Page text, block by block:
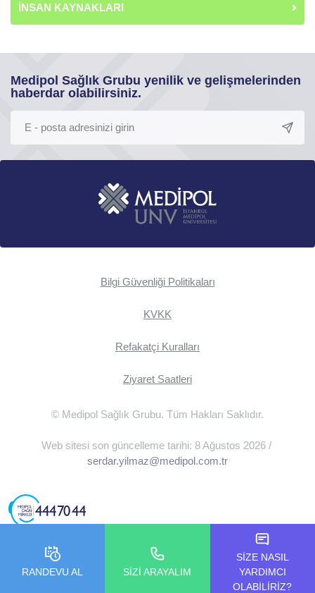
İNSAN KAYNAKLARI
Medipol Sağlık Grubu yenilik ve gelişmelerinden
haberdar olabilirsiniz.
Bilgi Güvenliği Politikaları
KVKK
Refakatçi Kuralları
Ziyaret Saatleri
© Medipol Sağlık Grubu. Tüm Hakları Saklıdır.
Web sitesi son güncelleme tarihi: 8 Ağustos 2026 /
serdar.yilmaz@medipol.com.tr
RANDEVU AL SİZİ ARAYALIM
SİZE NASIL
YARDIMCI
OLABİLİRİZ?